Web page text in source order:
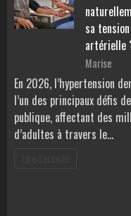
sa tension
artérielle
Marise
En 2026, l’hypertension
l’un des principaux défis
publique, affectant des
d’adultes à travers le…